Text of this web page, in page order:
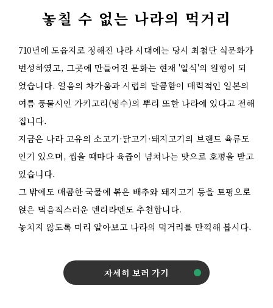
놓칠 수 없는 나라의 먹거리
710년에 도읍지로 정해진 나라 시대에는 당시 최첨단 식문화가
번성하였고, 그곳에 만들어진 문화는 현재 '일식'의 원형이 되
었습니다. 얼음의 차가움과 시럽의 달콤함이 매력적인 일본의
여름 풍물시인 가키고리(빙수)의 뿌리 또한 나라에 있다고 전해
집니다.
지금은 나라 고유의 소고기·닭고기·돼지고기의 브랜드 육류도
인기 있으며, 씹을 때마다 육즙이 넘쳐나는 맛으로 호평을 받고
있습니다.
그 밖에도 매콤한 국물에 볶은 배추와 돼지고기 등을 토핑으로
얹은 먹음직스러운 덴리라멘도 추천합니다.
놓치지 않도록 미리 알아보고 나라의 먹거리를 만끽해 봅시다.
자세히 보러 가기